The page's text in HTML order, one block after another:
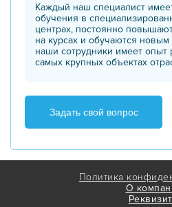
Каждый наш специалист
обучения в
центрах, постоянно
на курсах и обучаются
наши сотрудники имеет опыт
самых крупных объектах
Задать свой вопрос
Политика
О